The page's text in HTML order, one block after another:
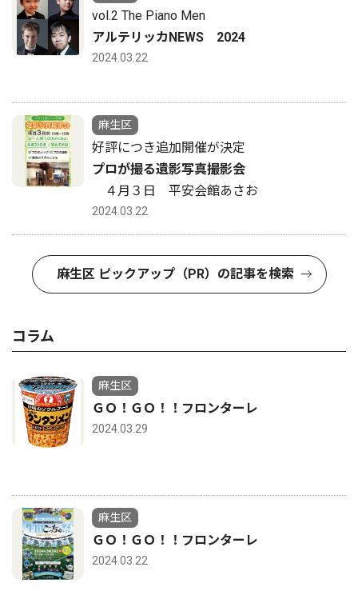
vol.2 The Piano Men
アルテリッカNEWS 2024
2024.03.22
麻生区
好評につき追加開催が決定
プロが撮る遺影写真撮影会
４月３日 平安会館あさお
2024.03.22
麻生区 ピックアップ（PR）の記事を検索
コラム
麻生区
ＧＯ！ＧＯ！！フロンターレ
2024.03.29
麻生区
ＧＯ！ＧＯ！！フロンターレ
2024.03.22